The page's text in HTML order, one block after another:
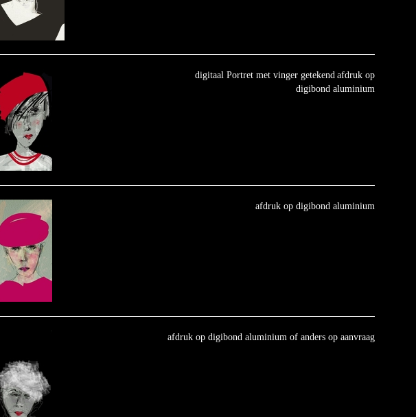
digitaal Portret met vinger getekend afdruk op
digibond aluminium
afdruk op digibond aluminium
afdruk op digibond aluminium of anders op aanvraag